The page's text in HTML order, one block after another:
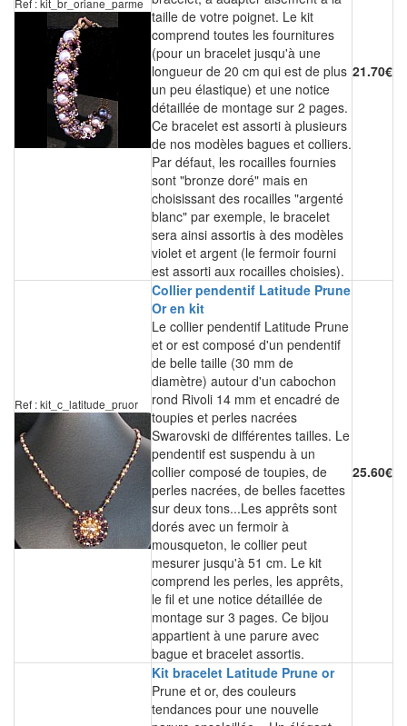
Ref : kit_br_oriane_parme
taille de votre poignet. Le kit
comprend toutes les fournitures
(pour un bracelet jusqu'à une
longueur de 20 cm qui est de plus
un peu élastique) et une notice
détaillée de montage sur 2 pages.
Ce bracelet est assorti à plusieurs
de nos modèles bagues et colliers.
Par défaut, les rocailles fournies
sont "bronze doré" mais en
choisissant des rocailles "argenté
blanc" par exemple, le bracelet
sera ainsi assortis à des modèles
violet et argent (le fermoir fourni
est assorti aux rocailles choisies).
21.70€
Ref : kit_c_latitude_pruor
Collier pendentif Latitude Prune
Or en kit
Le collier pendentif Latitude Prune
et or est composé d'un pendentif
de belle taille (30 mm de
diamètre) autour d'un cabochon
rond Rivoli 14 mm et encadré de
toupies et perles nacrées
Swarovski de différentes tailles. Le
pendentif est suspendu à un
collier composé de toupies, de
perles nacrées, de belles facettes
sur deux tons...Les apprêts sont
dorés avec un fermoir à
mousqueton, le collier peut
mesurer jusqu'à 51 cm. Le kit
comprend les perles, les apprêts,
le fil et une notice détaillée de
montage sur 3 pages. Ce bijou
appartient à une parure avec
bague et bracelet assortis.
25.60€
Kit bracelet Latitude Prune or
Prune et or, des couleurs
tendances pour une nouvelle